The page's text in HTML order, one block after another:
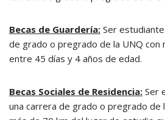
Becas de Guardería: Ser
de grado o pregrado de la UNQ con
entre 45 días y 4 años de edad.
Becas Sociales de Residencia: Ser
una carrera de grado o pregrado de